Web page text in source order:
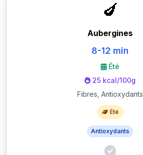
🍆
Aubergines
8-12 min
Été
25 kcal/100g
Fibres, Antioxydants
Été
Antioxydants